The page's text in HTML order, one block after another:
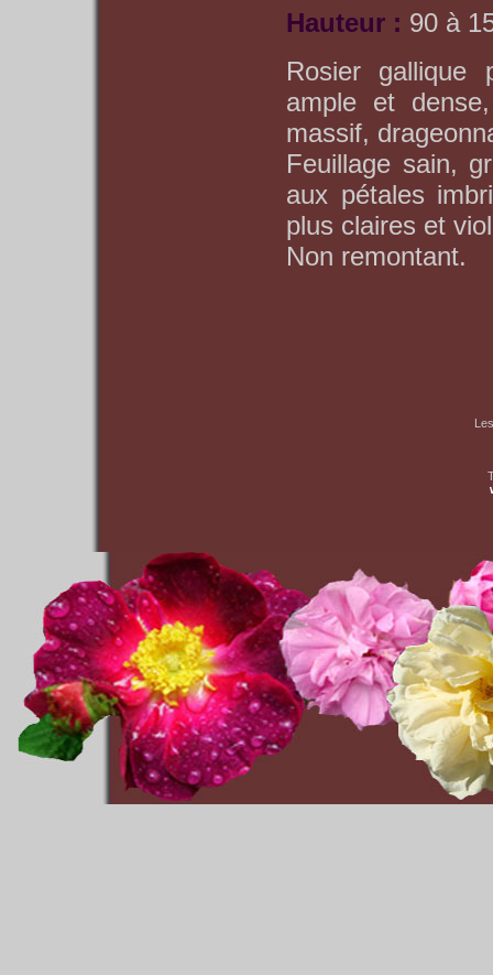
Hauteur : 90 à
Rosier gallique
ample et
massif,
Feuillage sain,
aux pétales
plus claires et
Non remontant.